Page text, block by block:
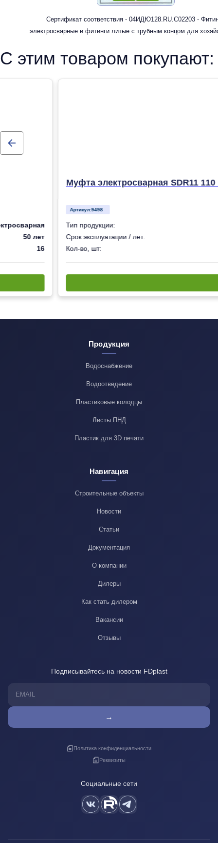
Сертификат соответствия - 04ИДЮ128.RU.С02203 -
электросварные и фитинги литые с трубным концом для
С этим товаром покупают:
50 лет
16
Муфта электросварная SDR11
Артикул:9498
Тип продукции:
Срок эксплуатации / лет:
Кол-во, шт:
Продукция
Водоснабжение
Водоотведение
Пластиковые колодцы
Листы ПНД
Пластик для 3D печати
Навигация
Строительные объекты
Новости
Статьи
Документация
О компании
Дилеры
Как стать дилером
Вакансии
Отзывы
Подписывайтесь на новости FDplast
→
Политика конфиденциальности
Реквизиты
Социальные сети